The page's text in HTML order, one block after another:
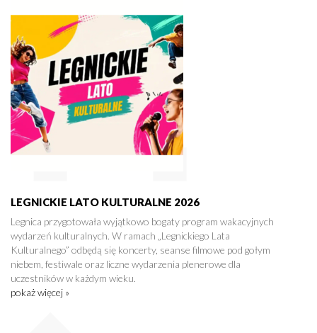
LEGNICKIE LATO KULTURALNE 2026
Legnica przygotowała wyjątkowo bogaty program wakacyjnych
wydarzeń kulturalnych. W ramach „Legnickiego Lata
Kulturalnego” odbędą się koncerty, seanse filmowe pod gołym
niebem, festiwale oraz liczne wydarzenia plenerowe dla
uczestników w każdym wieku.
pokaż więcej »